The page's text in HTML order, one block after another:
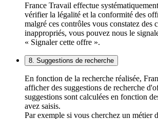
France Travail effectue
vérifier la légalité et la conformité des
malgré ces contrôles vous constatez des
inappropriés, vous pouvez nous le
« Signaler cette offre ».
8. Suggestions de recherche
En fonction de la recherche réalisée,
afficher des suggestions de recherche
suggestions sont calculées en fonction
avez saisis.
Par exemple si vous cherchez un métier